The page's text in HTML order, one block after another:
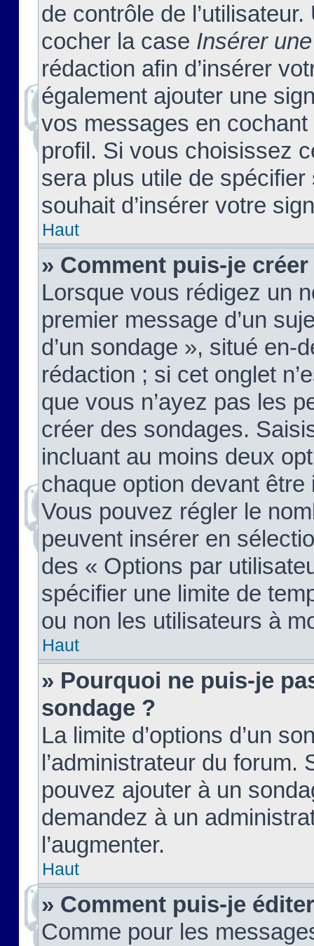
de contrôle de
cocher la case Insérer
rédaction afin d’insérer
également ajouter une
vos messages en
profil. Si vous choisissez
sera plus utile de
souhait d’insérer votre
Haut
» Comment puis-je
Lorsque vous rédigez un
premier message d’un
d’un sondage », situé en-
rédaction ; si cet onglet
que vous n’ayez pas les
créer des sondages.
incluant au moins deux
chaque option devant
Vous pouvez régler le
peuvent insérer en
des « Options par
spécifier une limite de
ou non les utilisateurs à
Haut
» Pourquoi ne puis-je
sondage ?
La limite d’options d’un
l’administrateur du forum.
pouvez ajouter à un
demandez à un
l’augmenter.
Haut
» Comment puis-je
Comme pour les